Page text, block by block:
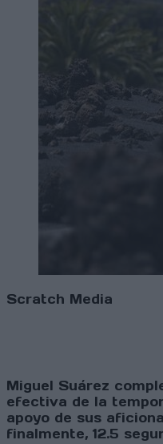
Scratch Media
Miguel Suárez
efectiva de la
apoyo de sus
finalmente, 12.5